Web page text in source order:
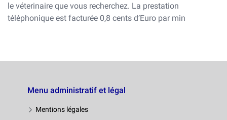
le véterinaire que vous recherchez. La prestation
téléphonique est facturée 0,8 cents d’Euro par min
Menu administratif et légal
Mentions légales